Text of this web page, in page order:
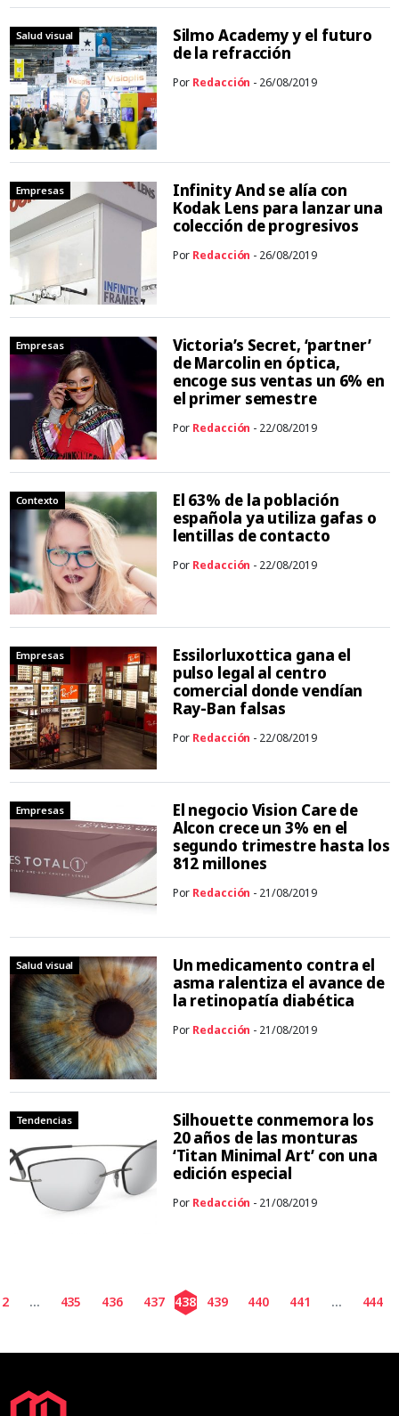
Salud visual
Silmo Academy y el futuro
de la refracción
Por Redacción - 26/08/2019
Empresas
Infinity And se alía con
Kodak Lens para lanzar una
colección de progresivos
Por Redacción - 26/08/2019
Empresas
Victoria’s Secret, ‘partner’
de Marcolin en óptica,
encoge sus ventas un 6% en
el primer semestre
Por Redacción - 22/08/2019
Contexto
El 63% de la población
española ya utiliza gafas o
lentillas de contacto
Por Redacción - 22/08/2019
Empresas
Essilorluxottica gana el
pulso legal al centro
comercial donde vendían
Ray-Ban falsas
Por Redacción - 22/08/2019
Empresas
El negocio Vision Care de
Alcon crece un 3% en el
segundo trimestre hasta los
812 millones
Por Redacción - 21/08/2019
Salud visual
Un medicamento contra el
asma ralentiza el avance de
la retinopatía diabética
Por Redacción - 21/08/2019
Tendencias
Silhouette conmemora los
20 años de las monturas
‘Titan Minimal Art’ con una
edición especial
Por Redacción - 21/08/2019
2 ... 435 436 437 438 439 440 441 ... 444